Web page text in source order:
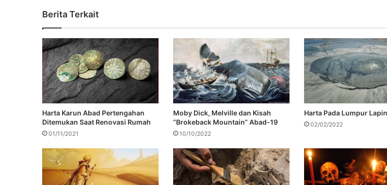
Berita Terkait
Harta Karun Abad Pertengahan
Ditemukan Saat Renovasi Rumah
01/11/2021
Moby Dick, Melville dan Kisah
“Brokeback Mountain” Abad-19
10/10/2022
Harta Pada Lumpur
02/02/2022